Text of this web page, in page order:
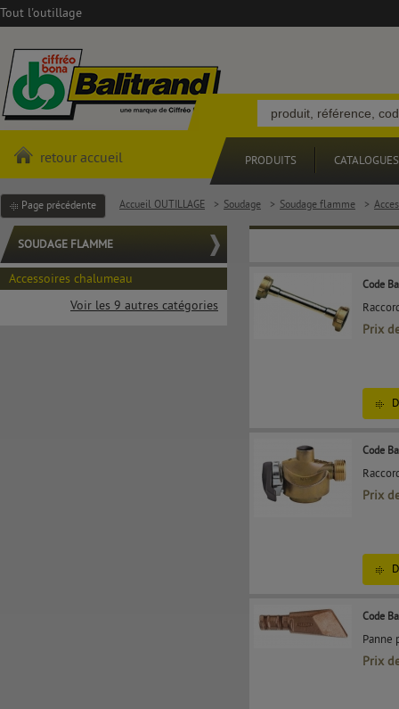
Tout l'outillage
retour accueil PRODUITS CATALOGUES
Page précédente Accueil OUTILLAGE > Soudage > Soudage flamme >
SOUDAGE FLAMME
Accessoires chalumeau
Voir les 9 autres catégories
Code
Prix
Code
Prix
Code
Panne
Prix